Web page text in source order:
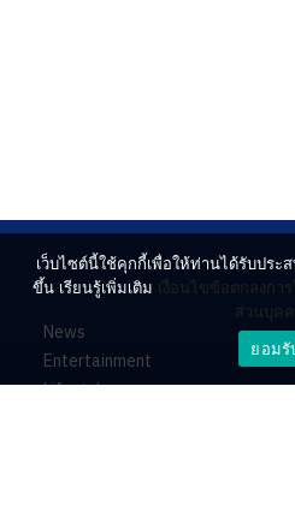
News
Entertainment
Lifestyle
เว็บไซต์นี้ใช้คุกกี้เพื่อให้ท่านได้รับประ
ขึ้น เรียนรู้เพิ่มเติม เงื่อนไขข้อตกลงกา
ส่วนบุค
ยอมรั